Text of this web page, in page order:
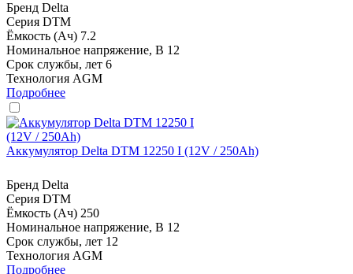
Бренд Delta
Серия DTM
Ёмкость (Ач) 7.2
Номинальное напряжение, В 12
Срок службы, лет 6
Технология AGM
Подробнее
Аккумулятор Delta DTM 12250 I (12V / 250Ah)
Бренд Delta
Серия DTM
Ёмкость (Ач) 250
Номинальное напряжение, В 12
Срок службы, лет 12
Технология AGM
Подробнее